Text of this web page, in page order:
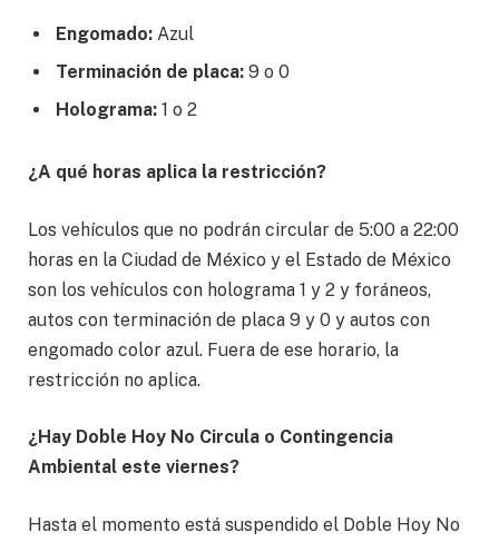
Engomado: Azul
Terminación de placa: 9 o 0
Holograma: 1 o 2
¿A qué horas aplica la restricción?
Los vehículos que no podrán circular de 5:00 a 22:00
horas en la Ciudad de México y el Estado de México
son los vehículos con holograma 1 y 2 y foráneos,
autos con terminación de placa 9 y 0 y autos con
engomado color azul. Fuera de ese horario, la
restricción no aplica.
¿Hay Doble Hoy No Circula o Contingencia
Ambiental este viernes?
Hasta el momento está suspendido el Doble Hoy No